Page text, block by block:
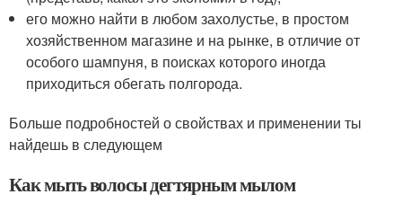
его можно найти в любом захолустье, в простом
хозяйственном магазине и на рынке, в отличие от
особого шампуня, в поисках которого иногда
приходиться обегать полгорода.
Больше подробностей о свойствах и применении ты
найдешь в следующем
Как мыть волосы дегтярным мылом